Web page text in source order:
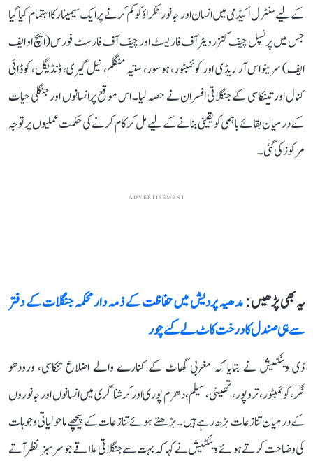
کے لیے سنٹرل اکیڈمی میں انسان اور جانورٹکراؤ کو کم کرنے پرایک سیمینار کا اہتمام کیا گیا
جس میں پرنسپل چیف کنزرویٹرآف فاریسٹ اور چیف آف فارسٹ فورس (ایچ او ایف
ایف) سرینواس آر ریڈی اور کوئمبٹور، ہوسور، ستیہ منگلم، نیل گیری، ڈنڈیگل، کوڈائی
کنال اور تینکاسی کے جنگلاتی افسران نے حصہ لیا۔ اس موقع پرانسانوں اور جنگلی حیات
کے درمیان بقائے باہمی کو یقینی بنانے کے لیے مل کر کام کرنے کی حکمت عملیوں پر توجہ
مرکوز کی گئی۔
ADVERTISEMENT
یہ بھی پڑھیں :مدھیہ پردیش میں حفاظت کے ذمہ دار محکمہ جنگلات کے دفتر
سے ہی صندل کا درخت کاٹ لے گئے چور
ڈی وینکٹیش نے بتایا کہ مغربی گھاٹ کے کنارے والے اضلاع تنکاسی، ورودھو
نگر،کوئمبٹور، تروپور، تھینی، سیلم،دھرم پوری اور کرشناگری میں انسانوں اور جانوروں
کے درمیان تنازعات بڑھ رہے ہیں۔ بڑھتے ہوئے تنازعات کے پیچھے ماحولیاتی وجوہات
کی وضاحت کرتے ہوئے وینکٹیش نے کہا کہ بہت سے جنگلاتی علاقے جو سرسبز نظر آتے